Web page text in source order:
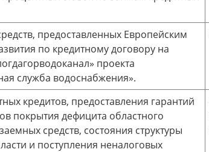
предоставленных Европейским
по кредитному договору на
проекта
служба водоснабжения».
кредитов, предоставления гарантий
покрытия дефицита областного
средств, состояния структуры
и поступления неналоговых